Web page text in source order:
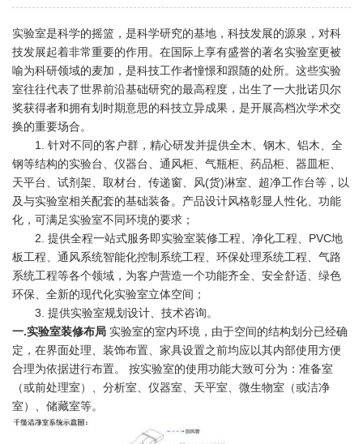
实验室是科学的摇篮，是科学研究的基地，科技发展的源泉，对科
技发展起着非常重要的作用。在国际上享有盛誉的著名实验室更被
喻为科研领域的麦加，是科技工作者憧憬和跟随的处所。这些实验
室往往代表了世界前沿基础研究的最高程度，出生了一大批诺贝尔
奖获得者和拥有划时期意思的科技立异成果，是开展高档次学术交
换的重要场合。
1. 针对不同的客户群，精心研发并提供全木、钢木、铝木、全
钢等结构的实验台、仪器台、通风柜、气瓶柜、药品柜、器皿柜、
天平台、试剂架、取材台、传递窗、风(货)淋室、超净工作台等，以
及与实验室相关配套的基础装备。产品设计风格彰显人性化、功能
化，可满足实验室不同环境的要求；
2. 提供全程一站式服务即实验室装修工程、净化工程、PVC地
板工程、通风系统智能化控制系统工程、环保处理系统工程、气路
系统工程等各个领域，为客户营造一个功能齐全、安全舒适、绿色
环保、全新的现代化实验室立体空间；
3. 提供实验室规划设计、技术咨询。
一.实验室装修布局 实验室的室内环境，由于空间的结构划分已经确
定，在界面处理、装饰布置、家具设置之前均应以其内部使用方便
合理为依据进行布置。 按实验室的使用功能大致可分为：准备室
（或前处理室）、分析室、仪器室、天平室、微生物室（或洁净
室）、储藏室等。